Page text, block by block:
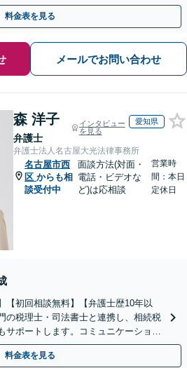
秘密厳守】
料金表を見る
メールでお問い合わせ
森 洋子
弁護士
インタビュー
を見る
愛知県
弁護士法人名古屋大光法律事務所
名古屋市西
区 からも相
談受付中
面談方法(対面・
電話・ビデオな
ど)は応相談
営業時
間：本日
定休日
【初回相談無料】【弁護士歴10年以
の税理士・司法書士と連携し、相続税
サポートします。コミュニケーション
決を目指します。
料金表を見る